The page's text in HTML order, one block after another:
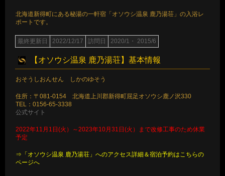
北海道新得町にある秘湯の一軒宿「オソウシ温泉 鹿乃湯荘」の入浴レ
ポートです。
最終更新日 2022/12/17 訪問日 2020/1・ 2015/6
【オソウシ温泉 鹿乃湯荘】基本情報
おそうしおんせん しかのゆそう
住所：〒081-0154 北海道上川郡新得町屈足オソウシ鹿ノ沢330
TEL：0156-65-3338
公式サイト
2022年11月1日(火）～2023年10月31日(火）まで改修工事のため休業
予定
⇒「オソウシ温泉 鹿乃湯荘」へのアクセス詳細＆宿泊予約はこちらの
ページへ